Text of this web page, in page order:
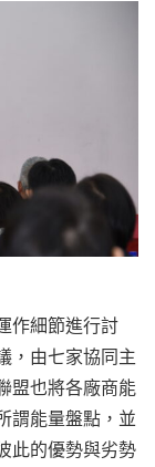
作細節進行討
，由七家協同主
盟也將各廠商能
謂能量盤點，並
此的優勢與劣勢